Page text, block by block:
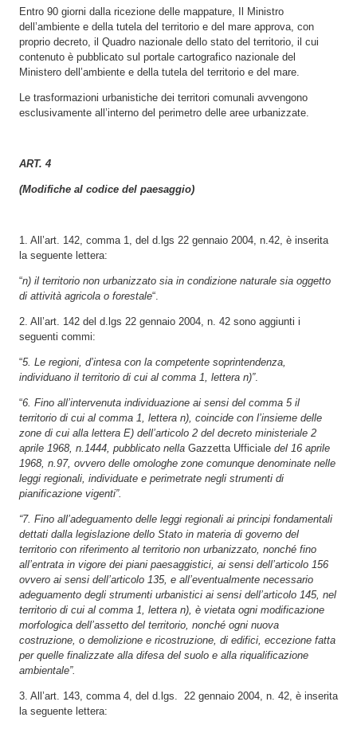
Entro 90 giorni dalla ricezione delle mappature, Il Ministro
dell’ambiente e della tutela del territorio e del mare approva, con
proprio decreto, il Quadro nazionale dello stato del territorio, il cui
contenuto è pubblicato sul portale cartografico nazionale del
Ministero dell’ambiente e della tutela del territorio e del mare.
Le trasformazioni urbanistiche dei territori comunali avvengono
esclusivamente all’interno del perimetro delle aree urbanizzate.
ART. 4
(Modifiche al codice del paesaggio)
1. All’art. 142, comma 1, del d.lgs 22 gennaio 2004, n.42, è inserita
la seguente lettera:
“n) il territorio non urbanizzato sia in condizione naturale sia oggetto
di attività agricola o forestale“.
2. All’art. 142 del d.lgs 22 gennaio 2004, n. 42 sono aggiunti i
seguenti commi:
“5. Le regioni, d’intesa con la competente soprintendenza,
individuano il territorio di cui al comma 1, lettera n)”.
“6. Fino all’intervenuta individuazione ai sensi del comma 5 il
territorio di cui al comma 1, lettera n), coincide con l’insieme delle
zone di cui alla lettera E) dell’articolo 2 del decreto ministeriale 2
aprile 1968, n.1444, pubblicato nella Gazzetta Ufficiale del 16 aprile
1968, n.97, ovvero delle omologhe zone comunque denominate nelle
leggi regionali, individuate e perimetrate negli strumenti di
pianificazione vigenti”.
“7. Fino all’adeguamento delle leggi regionali ai principi fondamentali
dettati dalla legislazione dello Stato in materia di governo del
territorio con riferimento al territorio non urbanizzato, nonché fino
all’entrata in vigore dei piani paesaggistici, ai sensi dell’articolo 156
ovvero ai sensi dell’articolo 135, e all’eventualmente necessario
adeguamento degli strumenti urbanistici ai sensi dell’articolo 145, nel
territorio di cui al comma 1, lettera n), è vietata ogni modificazione
morfologica dell’assetto del territorio, nonché ogni nuova
costruzione, o demolizione e ricostruzione, di edifici, eccezione fatta
per quelle finalizzate alla difesa del suolo e alla riqualificazione
ambientale”.
3. All’art. 143, comma 4, del d.lgs. 22 gennaio 2004, n. 42, è inserita
la seguente lettera: